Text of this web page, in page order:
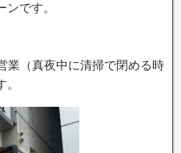
です。
業（真夜中に清掃で閉める時